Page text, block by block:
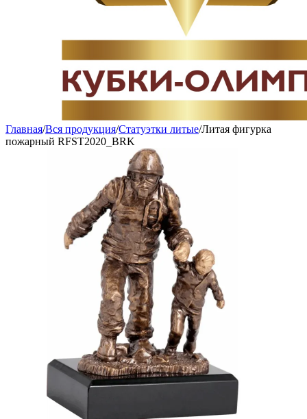
Главная/Вся продукция/Статуэтки литые/Литая фигурка
пожарный RFST2020_BRK